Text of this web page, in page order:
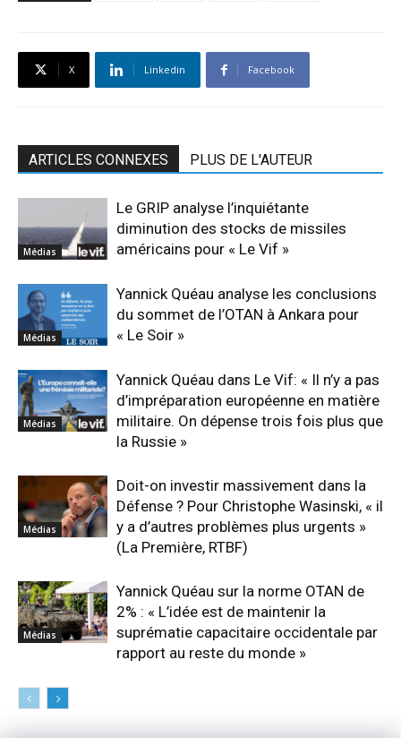
X Linkedin Facebook
ARTICLES CONNEXES PLUS DE L'AUTEUR
Médias
Le GRIP analyse l’inquiétante
diminution des stocks de missiles
américains pour « Le Vif »
Médias
Yannick Quéau analyse les conclusions
du sommet de l’OTAN à Ankara pour
« Le Soir »
Médias
Yannick Quéau dans Le Vif: « Il n’y a pas
d’impréparation européenne en matière
militaire. On dépense trois fois plus que
la Russie »
Médias
Doit-on investir massivement dans la
Défense ? Pour Christophe Wasinski, « il
y a d’autres problèmes plus urgents »
(La Première, RTBF)
Médias
Yannick Quéau sur la norme OTAN de
2% : « L’idée est de maintenir la
suprématie capacitaire occidentale par
rapport au reste du monde »